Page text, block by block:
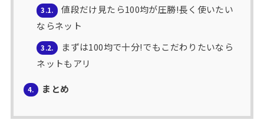
3.1.
値段だけ見たら100均が圧勝!長く使いたい
ならネット
3.2.
まずは100均で十分!でもこだわりたいなら
ネットもアリ
4. まとめ